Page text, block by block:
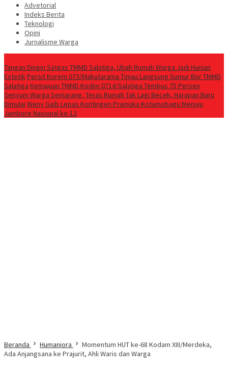
Advetorial
Indeks Berita
Teknologi
Opini
Jurnalisme Warga
Tangan Dingin Satgas TMMD Salatiga, Ubah Rumah Warga Jadi Hunian
EstetikPersit Korem 073/Makutarama Tinjau Langsung Sumur Bor TMMD
Salatiga Kemajuan TMMD Kodim 0714/Salatiga Tembus 75 Persen
Senyum Warga Semarang, Teras Rumah Tak Lagi Becek, Harapan Baru
Dimulai Weny Gaib Lepas Kontingen Pramuka Kotamobagu Menuju
Jambore Nasional ke-12
Beranda Humaniora
Momentum HUT ke-68 Kodam XIII/Merdeka,
Ada Anjangsana ke Prajurit, Ahli Waris dan Warga